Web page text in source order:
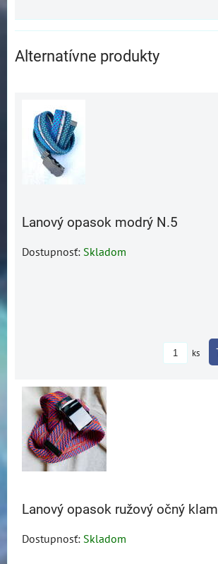
Alternatívne produkty
Lanový opasok modrý N.5
Dostupnosť: Skladom
ks
Lanový opasok ružový očný klam
Dostupnosť: Skladom